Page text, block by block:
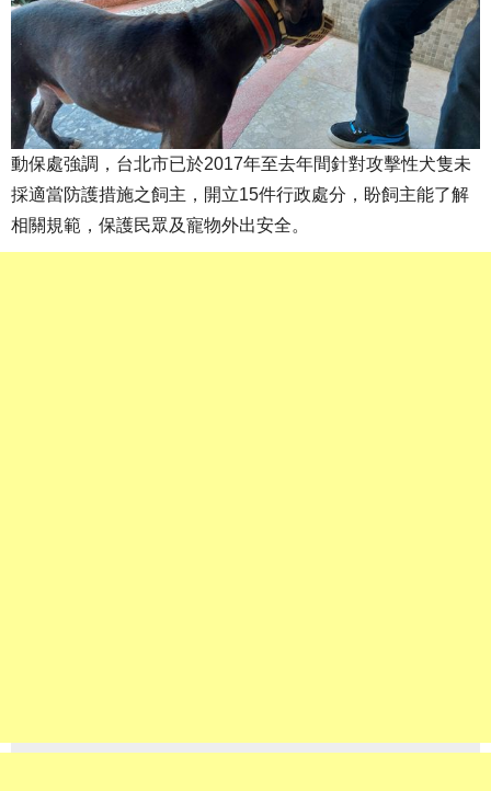
動保處強調，台北市已於2017年至去年間針對攻擊性犬隻未
採適當防護措施之飼主，開立15件行政處分，盼飼主能了解
相關規範，保護民眾及寵物外出安全。